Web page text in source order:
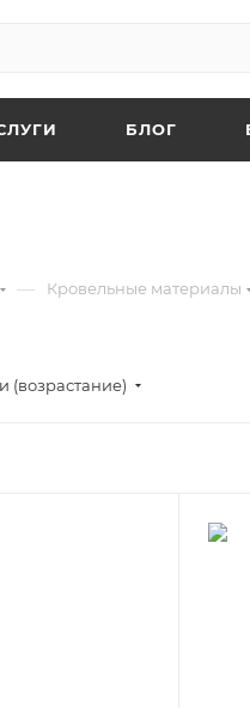
БЛОГ
— Кровельные материалы
(возрастание)